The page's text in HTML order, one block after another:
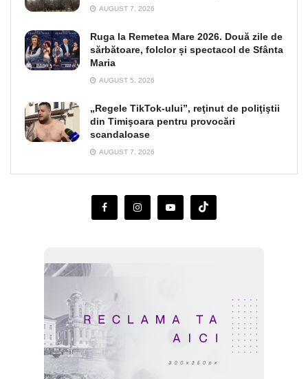
AUGUST 7, 2026
Ruga la Remetea Mare 2026. Două zile de
sărbătoare, folclor și spectacol de Sfânta
Maria
AUGUST 5, 2026
„Regele TikTok-ului”, reţinut de poliţiştii
din Timişoara pentru provocări
scandaloase
AUGUST 7, 2026